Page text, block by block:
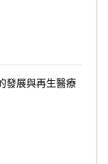
發展與再生醫療